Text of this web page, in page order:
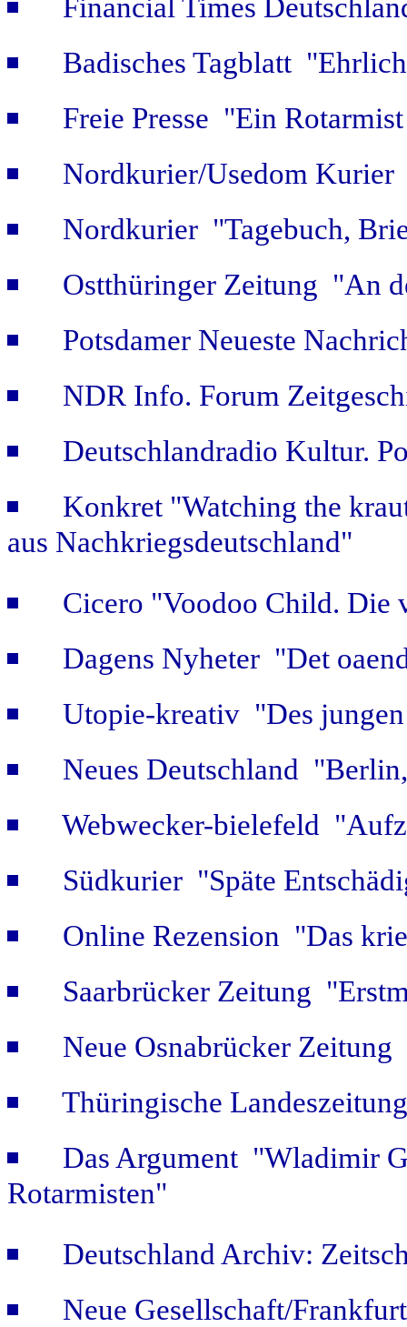
Financial Times
Badisches Tagblatt
Freie Presse "Ein
Nordkurier/Usedom
Nordkurier "Tagebuch,
Ostthüringer Zeitung "An
Potsdamer Neueste
NDR Info. Forum
Deutschlandradio Kultur.
Konkret "Watching the
aus Nachkriegsdeutschland"
Cicero "Voodoo Child. Die
Dagens Nyheter "Det
Utopie-kreativ "Des
Neues Deutschland
Webwecker-bielefeld
Südkurier "Späte
Online Rezension "Das
Saarbrücker Zeitung
Neue Osnabrücker
Thüringische
Das Argument "Wladimir
Rotarmisten"
Deutschland Archiv:
Neue Gesellschaft/